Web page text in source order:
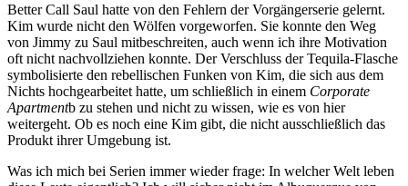
Better Call Saul hatte von den Fehlern der Vorgängerserie gelernt.
Kim wurde nicht den Wölfen vorgeworfen. Sie konnte den Weg
von Jimmy zu Saul mitbeschreiten, auch wenn ich ihre Motivation
oft nicht nachvollziehen konnte. Der Verschluss der Tequila-Flasche
symbolisierte den rebellischen Funken von Kim, die sich aus dem
Nichts hochgearbeitet hatte, um schließlich in einem Corporate
Apartmentb zu stehen und nicht zu wissen, wie es von hier
weitergeht. Ob es noch eine Kim gibt, die nicht ausschließlich das
Produkt ihrer Umgebung ist.
Was ich mich bei Serien immer wieder frage: In welcher Welt leben